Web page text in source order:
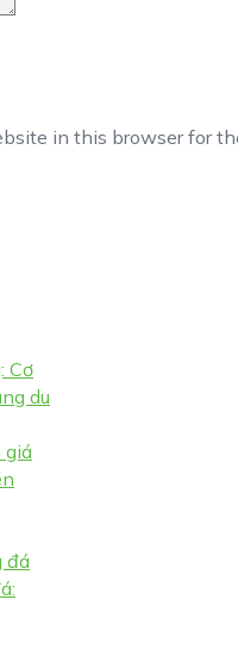
in this browser for
Cơ
du
giá